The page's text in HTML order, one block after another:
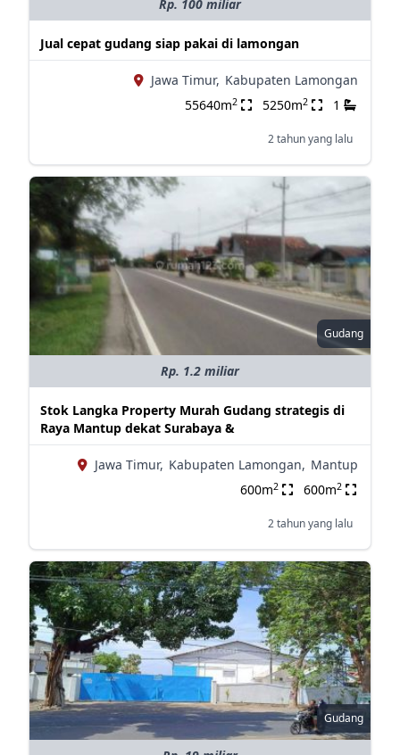
Rp. 100 miliar
Jual cepat gudang siap pakai di lamongan
Jawa Timur, Kabupaten Lamongan
55640m2 5250m2 1
2 tahun yang lalu
Gudang
Rp. 1.2 miliar
Stok Langka Property Murah Gudang strategis di
Raya Mantup dekat Surabaya &
Jawa Timur, Kabupaten Lamongan, Mantup
600m2 600m2
2 tahun yang lalu
Gudang